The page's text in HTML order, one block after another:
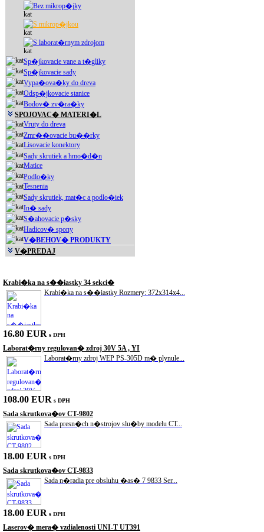
Bez mikrop�jky
S mikrop�jkou
S laborat�rnym zdrojom
Sp�jkovacie vane a t�gliky
Sp�jkovacie sady
Vypa�ova�ky do dreva
Odsp�jkovacie stanice
Bodov� zv�ra�ky
SPOJOVAC� MATERI�L
Vruty do dreva
Zmr��ovacie bu��rky
Lisovacie konektory
Sady skrutiek a hmo�d�n
Matice
Podlo�ky
Tesnenia
Sady skrutiek, mat�c a podlo�iek
In� sady
S�ahovacie p�sky
Hadicov� spony
V�BEHOV� PRODUKTY
V�PREDAJ
Krabi�ka na s��iastky 34 sekci�
Krabi�ka na s��iastky Rozmery: 372x314x4...
16.80 EUR s DPH
Laborat�rny regulovan� zdroj 30V 5A , YI
Laborat�rny zdroj WEP PS-305D m� plynule...
108.00 EUR s DPH
Sada skrutkova�ov CT-9802
Sada presn�ch n�strojov slu�by modelu CT...
18.00 EUR s DPH
Sada skrutkova�ov CT-9833
Sada n�radia pre obsluhu �as� 7 9833 Ser...
18.00 EUR s DPH
Laserov� mera� vzdialenosti UNI-T UT391